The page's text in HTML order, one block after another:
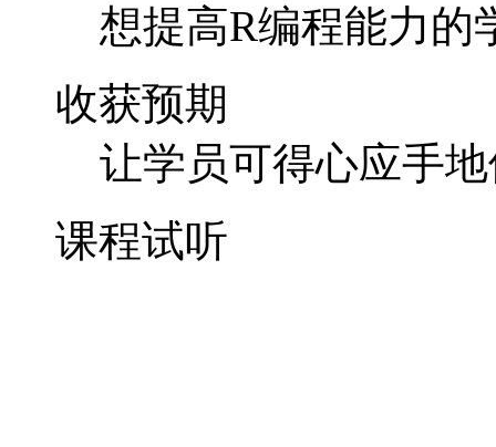
想提高R编程能力的
收获预期
让学员可得心应手
课程试听